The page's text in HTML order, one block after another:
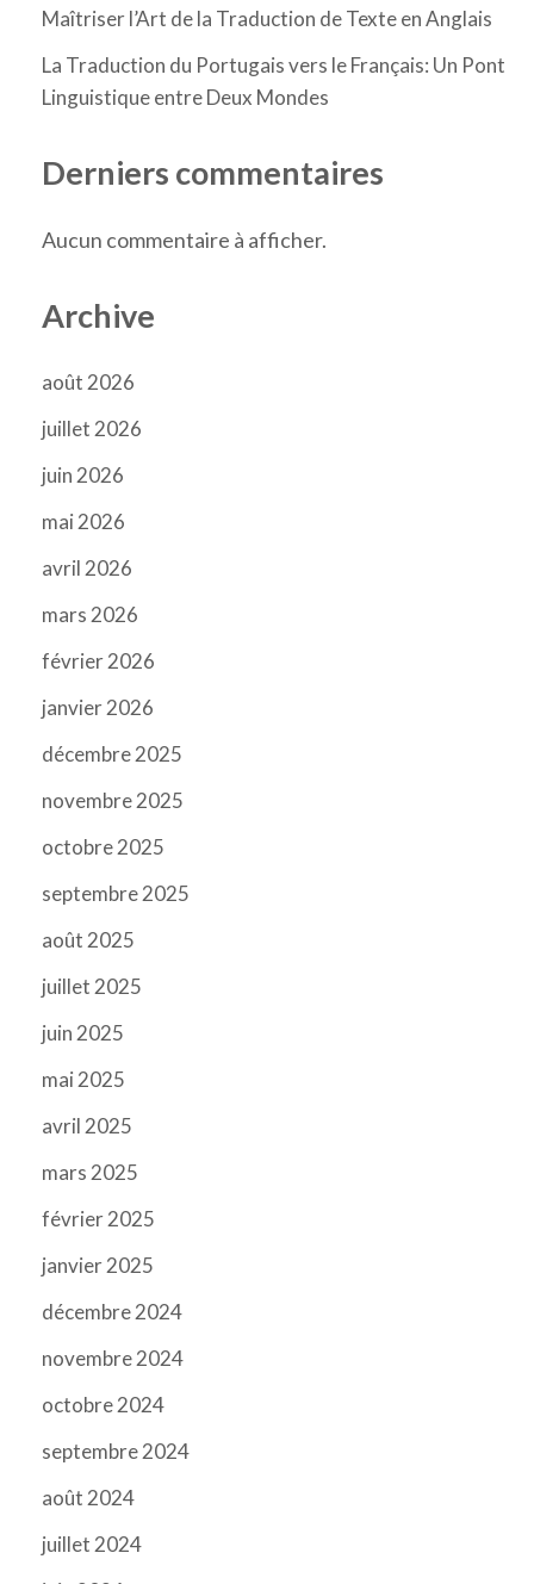
Maîtriser l’Art de la Traduction de Texte en Anglais
La Traduction du Portugais vers le Français: Un Pont
Linguistique entre Deux Mondes
Derniers commentaires
Aucun commentaire à afficher.
Archive
août 2026
juillet 2026
juin 2026
mai 2026
avril 2026
mars 2026
février 2026
janvier 2026
décembre 2025
novembre 2025
octobre 2025
septembre 2025
août 2025
juillet 2025
juin 2025
mai 2025
avril 2025
mars 2025
février 2025
janvier 2025
décembre 2024
novembre 2024
octobre 2024
septembre 2024
août 2024
juillet 2024